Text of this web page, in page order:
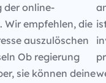
der online-
empfehlen, die
auszulöschen
Ob regierung
sie können deine